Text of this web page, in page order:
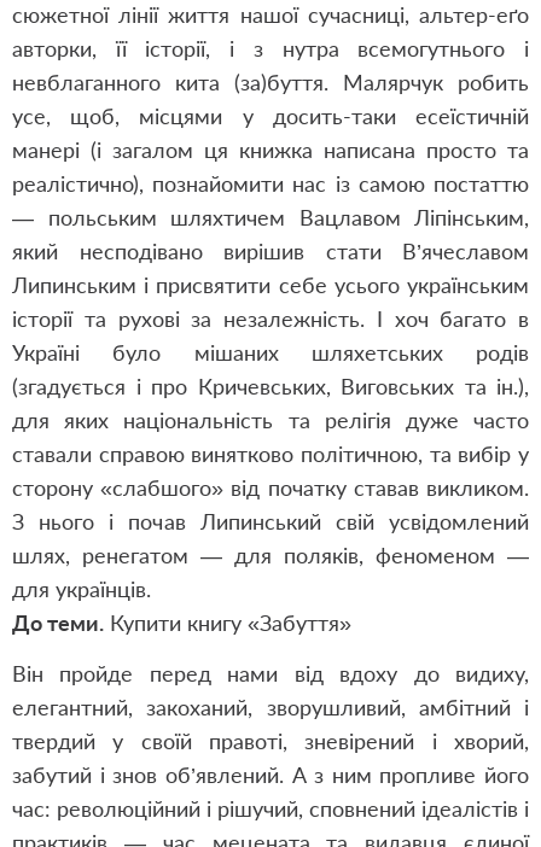
сюжетної лінії життя нашої сучасниці, альтер-еґо
авторки, її історії, і з нутра всемогутнього і
невблаганного кита (за)буття. Малярчук робить
усе, щоб, місцями у досить-таки есеїстичній
манері (і загалом ця книжка написана просто та
реалістично), познайомити нас із самою постаттю
— польським шляхтичем Вацлавом Ліпінським,
який несподівано вирішив стати В’ячеславом
Липинським і присвятити себе усього українським
історії та рухові за незалежність. І хоч багато в
Україні було мішаних шляхетських родів
(згадується і про Кричевських, Виговських та ін.),
для яких національність та релігія дуже часто
ставали справою винятково політичною, та вибір у
сторону «слабшого» від початку ставав викликом.
З нього і почав Липинський свій усвідомлений
шлях, ренегатом — для поляків, феноменом —
для українців.
До теми. Купити книгу «Забуття»
Він пройде перед нами від вдоху до видиху,
елегантний, закоханий, зворушливий, амбітний і
твердий у своїй правоті, зневірений і хворий,
забутий і знов об’явлений. А з ним пропливе його
час: революційний і рішучий, сповнений ідеалістів і